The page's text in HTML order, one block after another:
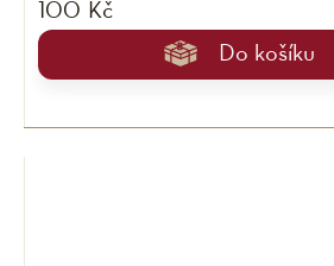
100 Kč
Do košíku